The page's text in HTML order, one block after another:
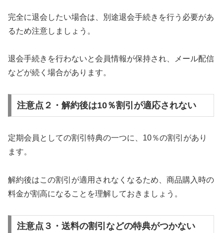
完全に退会したい場合は、別途退会手続きを行う必要があ
るため注意しましょう。
退会手続きを行わないと会員情報が保持され、メール配信
などが続く場合があります。
注意点２・解約後は10％割引が適応されない
定期会員としての割引特典の一つに、10％の割引があり
ます。
解約後はこの割引が適用されなくなるため、商品購入時の
料金が割高になることを理解しておきましょう。
注意点３・送料の割引などの特典がつかない